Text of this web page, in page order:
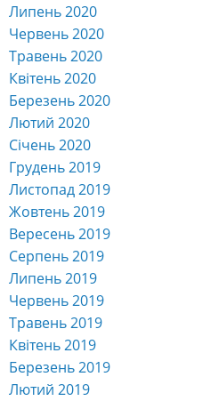
Липень 2020
Червень 2020
Травень 2020
Квітень 2020
Березень 2020
Лютий 2020
Січень 2020
Грудень 2019
Листопад 2019
Жовтень 2019
Вересень 2019
Серпень 2019
Липень 2019
Червень 2019
Травень 2019
Квітень 2019
Березень 2019
Лютий 2019